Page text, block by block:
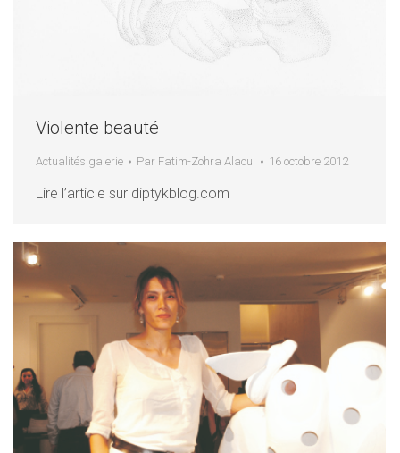
Violente beauté
Actualités galerie Par Fatim-Zohra Alaoui 16 octobre 2012
Lire l’article sur diptykblog.com